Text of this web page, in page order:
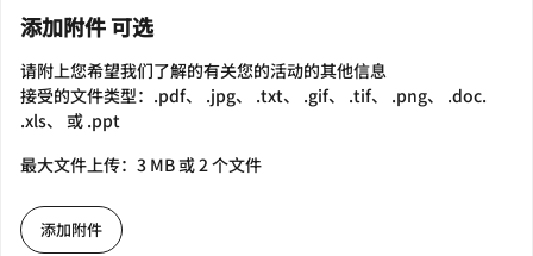
添加附件 可选
请附上您希望我们了解的有关您的活动的其他信息
接受的文件类型：.pdf、 .jpg、 .txt、 .gif、 .tif、 .png、 .doc.
.xls、 或 .ppt
最大文件上传：3 MB 或 2 个文件
添加附件